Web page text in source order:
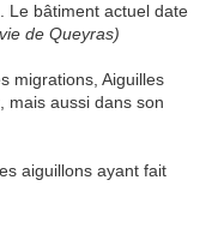
Le bâtiment actuel date
de Queyras)
migrations, Aiguilles
mais aussi dans son
aiguillons ayant fait